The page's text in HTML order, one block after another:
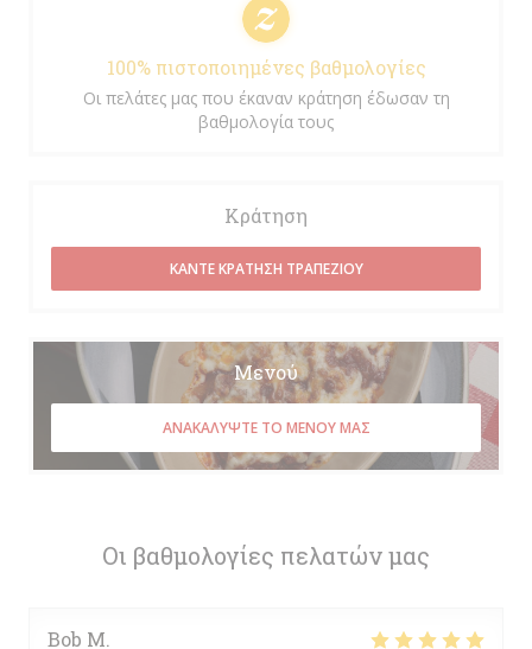
Οι βαθμολογίες πελατών μας
Bob M
100% πιστοποιημένες βαθμολογίες
Οι πελάτες μας που έκαναν κράτηση έδωσαν τη
βαθμολογία τους
Κράτηση
ΚΆΝΤΕ ΚΡΆΤΗΣΗ ΤΡΑΠΕΖΙΟΎ
Μενού
ΑΝΑΚΑΛΎΨΤΕ ΤΟ ΜΕΝΟΎ ΜΑΣ